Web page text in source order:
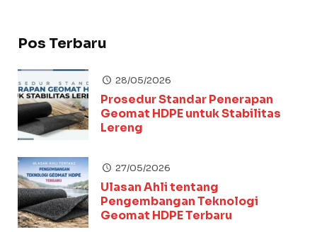
Pos Terbaru
28/05/2026
Prosedur Standar Penerapan
Geomat HDPE untuk Stabilitas
Lereng
27/05/2026
Ulasan Ahli tentang
Pengembangan Teknologi
Geomat HDPE Terbaru